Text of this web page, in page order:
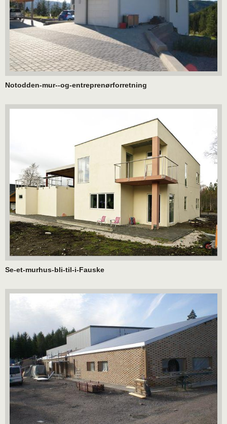
Notodden-mur--og-entreprenørforretning
Se-et-murhus-bli-til-i-Fauske